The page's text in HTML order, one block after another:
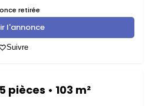
retirée
l'annonce
Suivre
• 103 m²